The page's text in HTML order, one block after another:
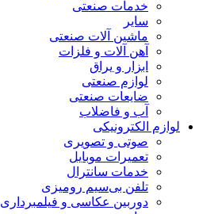
خدمات صنعتی
سایر
ماشین آلات صنعتی
آهن آلات و فلزات
ابزار و یراق
لوازم صنعتی
ضایعات صنعتی
آب و فاضلاب
لوازم الکترونیکی
صوتی و تصویری
تعمیرات موبایل
خدمات سانترال
تلفن بی‌سیم رومیزی
دوربین عکاسی و فیلمبرداری